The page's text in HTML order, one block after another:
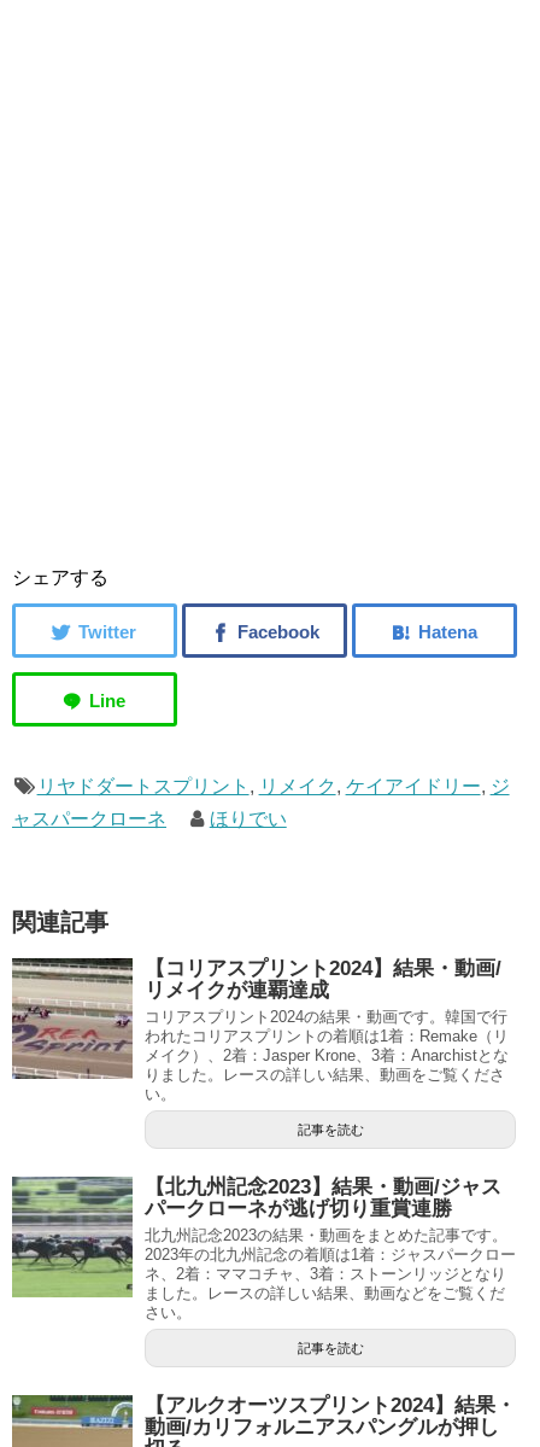
シェアする
リヤドダートスプリント , リメイク , ケイアイドリー, ジ
ャスパークローネ
ほりでい
関連記事
【コリアスプリント2024】結果・動画/
リメイクが連覇達成
コリアスプリント2024の結果・動画です。韓国で行
われたコリアスプリントの着順は1着：Remake（リ
メイク）、2着：Jasper Krone、3着：Anarchistとな
りました。レースの詳しい結果、動画をご覧くださ
い。
記事を読む
【北九州記念2023】結果・動画/ジャス
パークローネが逃げ切り重賞連勝
北九州記念2023の結果・動画をまとめた記事です。
2023年の北九州記念の着順は1着：ジャスパークロー
ネ、2着：ママコチャ、3着：ストーンリッジとなり
ました。レースの詳しい結果、動画などをご覧くだ
さい。
記事を読む
【アルクオーツスプリント2024】結果・
動画/カリフォルニアスパングルが押し